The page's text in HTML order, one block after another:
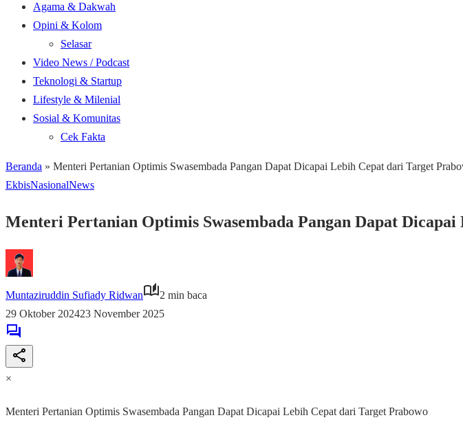
Agama & Dakwah
Opini & Kolom
Selasar
Video News / Podcast
Teknologi & Startup
Lifestyle & Milenial
Sosial & Komunitas
Cek Fakta
Beranda » Menteri Pertanian Optimis Swasembada Pangan Dapat Dicapai Lebih Cepat dari Target
EkbisNasionalNews
Menteri Pertanian Optimis Swasembada Pangan Dapat
Muntaziruddin Sufiady Ridwan
2 min baca
29 Oktober 202423 November 2025
×
Menteri Pertanian Optimis Swasembada Pangan Dapat Dicapai Lebih Cepat dari Target Prabowo